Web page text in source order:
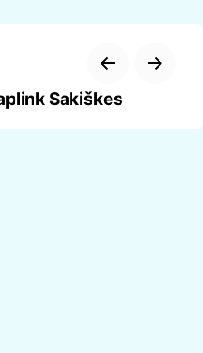
Sakiškes